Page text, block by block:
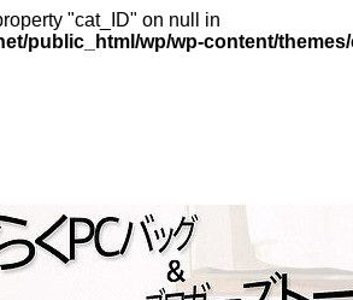
"cat_ID" on null in
public_html/wp/wp-content/